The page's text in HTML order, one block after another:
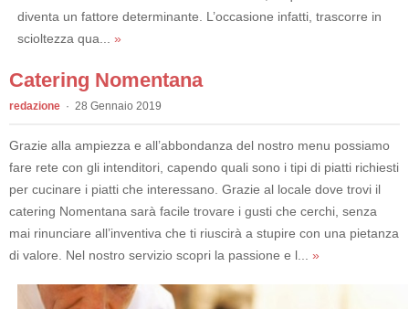
diventa un fattore determinante. L’occasione infatti, trascorre in
scioltezza qua... »
Catering Nomentana
redazione 28 Gennaio 2019
Grazie alla ampiezza e all’abbondanza del nostro menu possiamo
fare rete con gli intenditori, capendo quali sono i tipi di piatti richiesti
per cucinare i piatti che interessano. Grazie al locale dove trovi il
catering Nomentana sarà facile trovare i gusti che cerchi, senza
mai rinunciare all’inventiva che ti riuscirà a stupire con una pietanza
di valore. Nel nostro servizio scopri la passione e l... »